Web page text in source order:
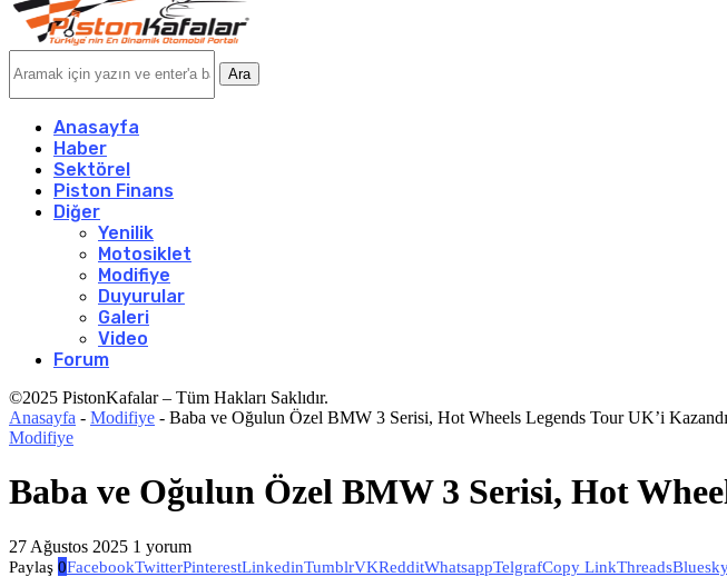
Ara
Anasayfa
Haber
Sektörel
Piston Finans
Diğer
Yenilik
Motosiklet
Modifiye
Duyurular
Galeri
Video
Forum
©2025 PistonKafalar – Tüm Hakları Saklıdır.
Anasayfa - Modifiye - Baba ve Oğulun Özel BMW 3 Serisi, Hot Wheels Legends Tour UK’i
Modifiye
Baba ve Oğulun Özel BMW 3 Serisi, Hot
27 Ağustos 2025 1 yorum
Paylaş 0FacebookTwitterPinterestLinkedinTumblrVKRedditWhatsappTelgrafCopy LinkThreads